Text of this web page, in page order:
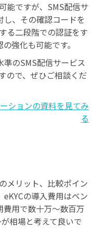
能ですが、SMS配信サ
、その確認コードを
る二段階での認証をす
強化も可能です。
のSMS配信サービス
ので、ぜひご相談くだ
ションの資料を見てみ
る
メリット、比較ポイン
の導入費用はベン
用で数十万〜数百万
相場と考えて良いで